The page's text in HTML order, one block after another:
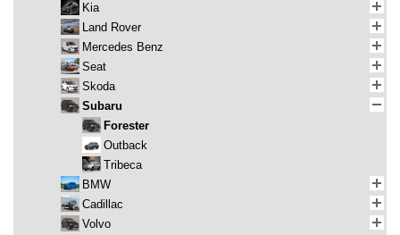
Kia
Land Rover
Mercedes Benz
Seat
Skoda
Subaru
Forester
Outback
Tribeca
BMW
Cadillac
Volvo